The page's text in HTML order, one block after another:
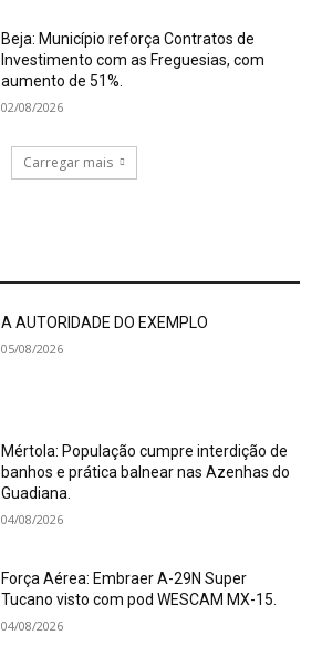
Beja: Município reforça Contratos de
Investimento com as Freguesias, com
aumento de 51%.
02/08/2026
Carregar mais
A AUTORIDADE DO EXEMPLO
05/08/2026
Mértola: População cumpre interdição de
banhos e prática balnear nas Azenhas do
Guadiana.
04/08/2026
Força Aérea: Embraer A-29N Super
Tucano visto com pod WESCAM MX-15.
04/08/2026